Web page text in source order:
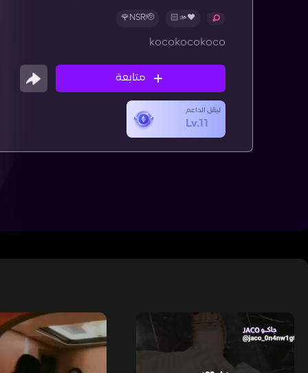
♥️🫴🏻
NSR🫡🌹
kocokocokoco
متابعة
ليڤل الداعم
Lv.11